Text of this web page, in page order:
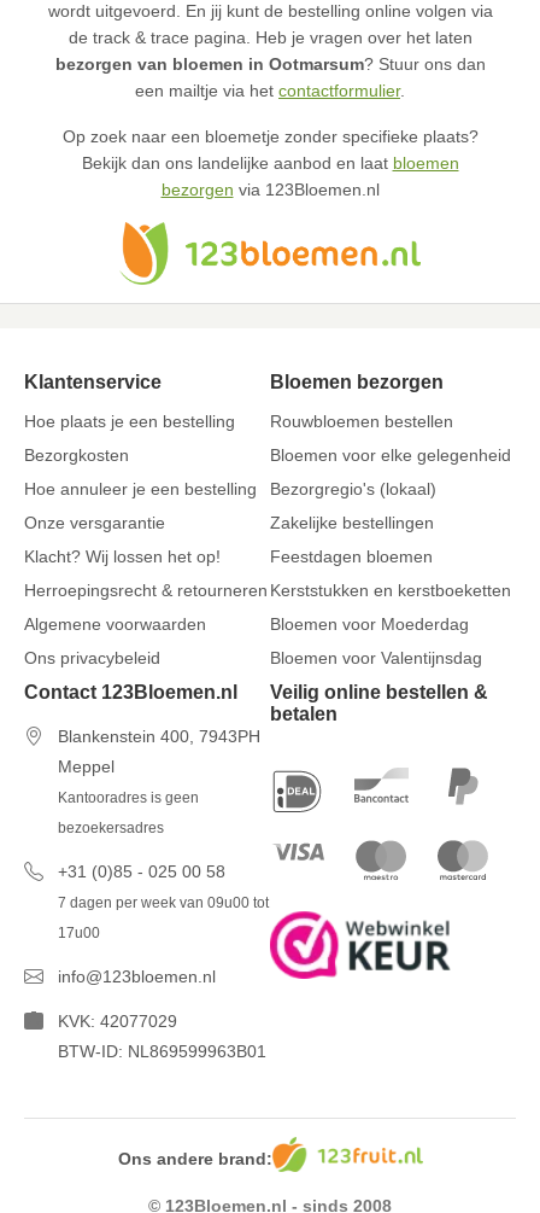
wordt uitgevoerd. En jij kunt de bestelling online volgen via
de track & trace pagina. Heb je vragen over het laten
bezorgen van bloemen in Ootmarsum? Stuur ons dan
een mailtje via het contactformulier.
Op zoek naar een bloemetje zonder specifieke plaats?
Bekijk dan ons landelijke aanbod en laat bloemen
bezorgen via 123Bloemen.nl
Klantenservice
Hoe plaats je een bestelling
Bezorgkosten
Hoe annuleer je een bestelling
Onze versgarantie
Klacht? Wij lossen het op!
Herroepingsrecht & retourneren
Algemene voorwaarden
Ons privacybeleid
Bloemen bezorgen
Rouwbloemen bestellen
Bloemen voor elke gelegenheid
Bezorgregio's (lokaal)
Zakelijke bestellingen
Feestdagen bloemen
Kerststukken en kerstboeketten
Bloemen voor Moederdag
Bloemen voor Valentijnsdag
Contact 123Bloemen.nl
Blankenstein 400, 7943PH
Meppel
Kantooradres is geen
bezoekersadres
+31 (0)85 - 025 00 58
7 dagen per week van 09u00 tot
17u00
info@123bloemen.nl
KVK: 42077029
BTW-ID: NL869599963B01
Veilig online bestellen &
betalen
Ons andere brand:
© 123Bloemen.nl - sinds 2008